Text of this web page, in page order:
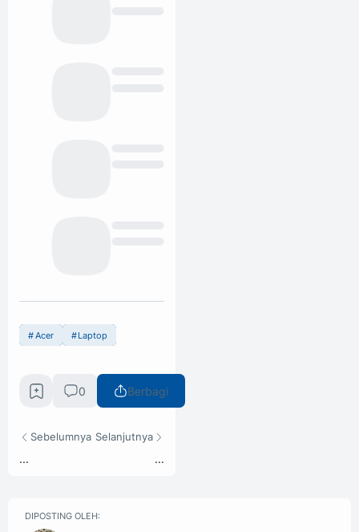
Acer Laptop
0 Berbagi
Sebelumnya
...
Selanjutnya
...
DIPOSTING OLEH: